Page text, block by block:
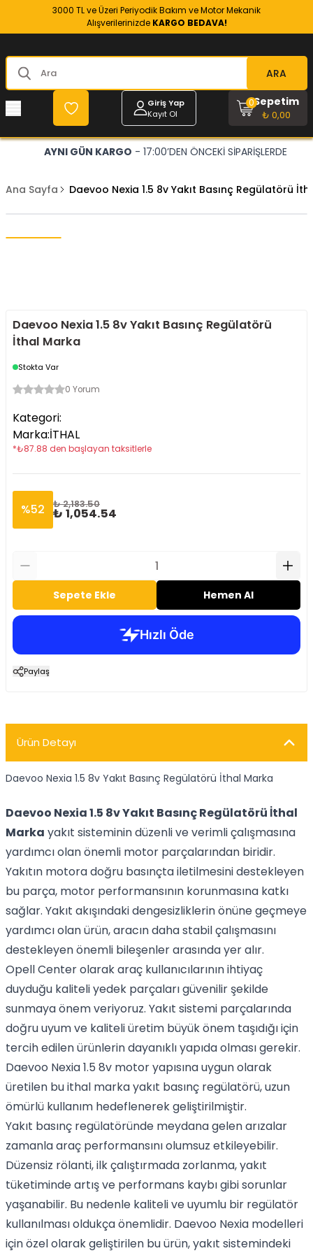
3000 TL ve Üzeri Periyodik Bakım ve Motor Mekanik
Alışverilerinizde KARGO BEDAVA!
ARA
Giriş Yap
Kayıt Ol
Sepetim
₺ 0,00
0
AYNI GÜN KARGO - 17:00’DEN ÖNCEKİ SİPARİŞLERDE
Ana Sayfa Daevoo Nexia 1.5 8v Yakıt Basınç Regülatörü
Daevoo Nexia 1.5 8v Yakıt Basınç Regülatörü
İthal Marka
Stokta Var
0 Yorum
Kategori:
Marka:İTHAL
*₺87.88 den başlayan taksitlerle
%52 ₺ 2,183.50
₺ 1,054.54
Sepete Ekle Hemen Al
Paylaş
Ürün Detayı
Daevoo Nexia 1.5 8v Yakıt Basınç Regülatörü İthal Marka
Daevoo Nexia 1.5 8v Yakıt Basınç Regülatörü İthal
Marka yakıt sisteminin düzenli ve verimli çalışmasına
yardımcı olan önemli motor parçalarından biridir.
Yakıtın motora doğru basınçta iletilmesini destekleyen
bu parça, motor performansının korunmasına katkı
sağlar. Yakıt akışındaki dengesizliklerin önüne geçmeye
yardımcı olan ürün, aracın daha stabil çalışmasını
destekleyen önemli bileşenler arasında yer alır.
Opell Center olarak araç kullanıcılarının ihtiyaç
duyduğu kaliteli yedek parçaları güvenilir şekilde
sunmaya önem veriyoruz. Yakıt sistemi parçalarında
doğru uyum ve kaliteli üretim büyük önem taşıdığı için
tercih edilen ürünlerin dayanıklı yapıda olması gerekir.
Daevoo Nexia 1.5 8v motor yapısına uygun olarak
üretilen bu ithal marka yakıt basınç regülatörü, uzun
ömürlü kullanım hedeflenerek geliştirilmiştir.
Yakıt basınç regülatöründe meydana gelen arızalar
zamanla araç performansını olumsuz etkileyebilir.
Düzensiz rölanti, ilk çalıştırmada zorlanma, yakıt
tüketiminde artış ve performans kaybı gibi sorunlar
yaşanabilir. Bu nedenle kaliteli ve uyumlu bir regülatör
kullanılması oldukça önemlidir. Daevoo Nexia modelleri
için özel olarak geliştirilen bu ürün, yakıt sistemindeki